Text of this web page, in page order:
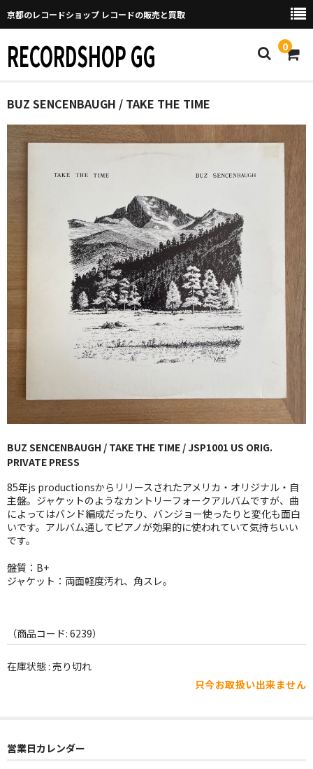
京都のレコードショップ レコードの販売と買取
RECORDSHOP GG 0
Home
マイページ
取り置きなどについて
New Arrivals
GG RECORD （当店のレーベル）
BLUE NOTE
JAZZ-EU
JAZZ-JP
JAZZ-VOCAL
J-POP
ROCK
WORLD
その他
Webのみ no.1
BUZ SENCENBAUGH / TAKE THE TIME
BUZ SENCENBAUGH / TAKE THE TIME / JSP1001 US ORIG.
PRIVATE PRESS
85年js productionsからリリースされたアメリカ・オリジナル・自
主盤。ジャケットのようなカントリーフォークアルバムですが、曲
によってはバンド編成だったり、バンジョー使ったりと変化も面白
いです。アルバム通してピアノが効果的に使われていて気持ちいい
です。
盤質：B+
ジャケット：両面軽度汚れ、角スレ。
（商品コード: 6239）
在庫状態 : 売り切れ
只今お取扱い出来ません
営業日カレンダー